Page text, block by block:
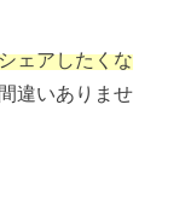
ェアしたくな
違いありませ